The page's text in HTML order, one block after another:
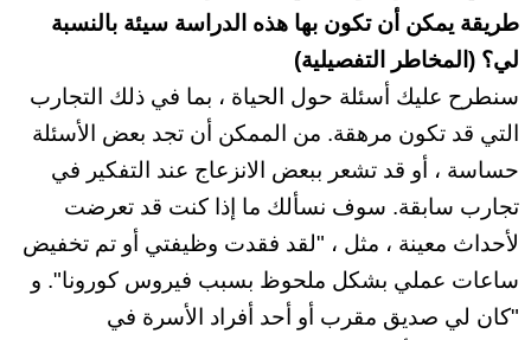
طريقة يمكن أن تكون بها هذه الدراسة سيئة بالنسبة
لي؟ (المخاطر التفصيلية)
سنطرح عليك أسئلة حول الحياة ، بما في ذلك التجارب
التي قد تكون مرهقة. من الممكن أن تجد بعض الأسئلة
حساسة ، أو قد تشعر ببعض الانزعاج عند التفكير في
تجارب سابقة. سوف نسألك ما إذا كنت قد تعرضت
لأحداث معينة ، مثل ، "لقد فقدت وظيفتي أو تم تخفيض
ساعات عملي بشكل ملحوظ بسبب فيروس كورونا". و
"كان لي صديق مقرب أو أحد أفراد الأسرة في